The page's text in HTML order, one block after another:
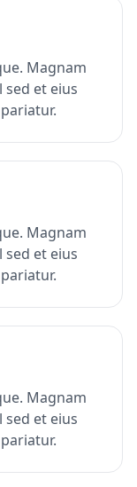
Magnam
et eius
Magnam
et eius
Magnam
et eius